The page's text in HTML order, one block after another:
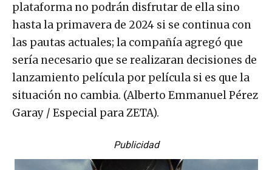
plataforma no podrán disfrutar de ella sino
hasta la primavera de 2024 si se continua con
las pautas actuales; la compañía agregó que
sería necesario que se realizaran decisiones de
lanzamiento película por película si es que la
situación no cambia. (Alberto Emmanuel Pérez
Garay / Especial para ZETA).
Publicidad